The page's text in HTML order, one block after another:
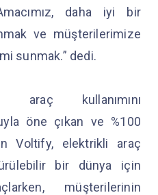
daha iyi bir
ve müşterilerimize
sunmak.” dedi.
araç kullanımını
öne çıkan ve %100
Voltify, elektrikli araç
bir dünya için
müşterilerinin